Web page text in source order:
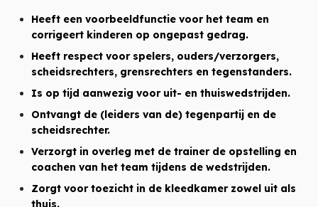
Heeft een voorbeeldfunctie voor het team en
corrigeert kinderen op ongepast gedrag.
Heeft respect voor spelers, ouders/verzorgers,
scheidsrechters, grensrechters en tegenstanders.
Is op tijd aanwezig voor uit- en thuiswedstrijden.
Ontvangt de (leiders van de) tegenpartij en de
scheidsrechter.
Verzorgt in overleg met de trainer de opstelling en
coachen van het team tijdens de wedstrijden.
Zorgt voor toezicht in de kleedkamer zowel uit als
thuis.